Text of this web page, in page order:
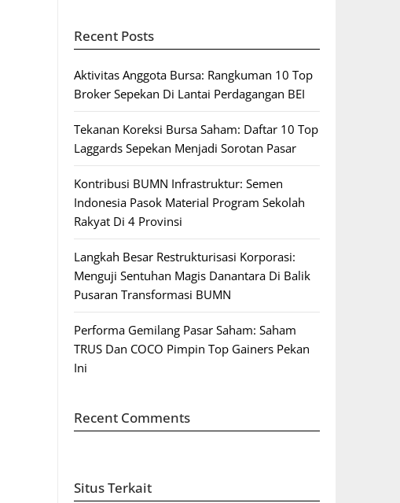
Recent Posts
Aktivitas Anggota Bursa: Rangkuman 10 Top
Broker Sepekan Di Lantai Perdagangan BEI
Tekanan Koreksi Bursa Saham: Daftar 10 Top
Laggards Sepekan Menjadi Sorotan Pasar
Kontribusi BUMN Infrastruktur: Semen
Indonesia Pasok Material Program Sekolah
Rakyat Di 4 Provinsi
Langkah Besar Restrukturisasi Korporasi:
Menguji Sentuhan Magis Danantara Di Balik
Pusaran Transformasi BUMN
Performa Gemilang Pasar Saham: Saham
TRUS Dan COCO Pimpin Top Gainers Pekan
Ini
Recent Comments
Situs Terkait